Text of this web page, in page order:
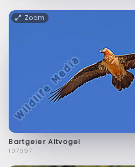
Zoom
Bartgeier Altvogel
f97997